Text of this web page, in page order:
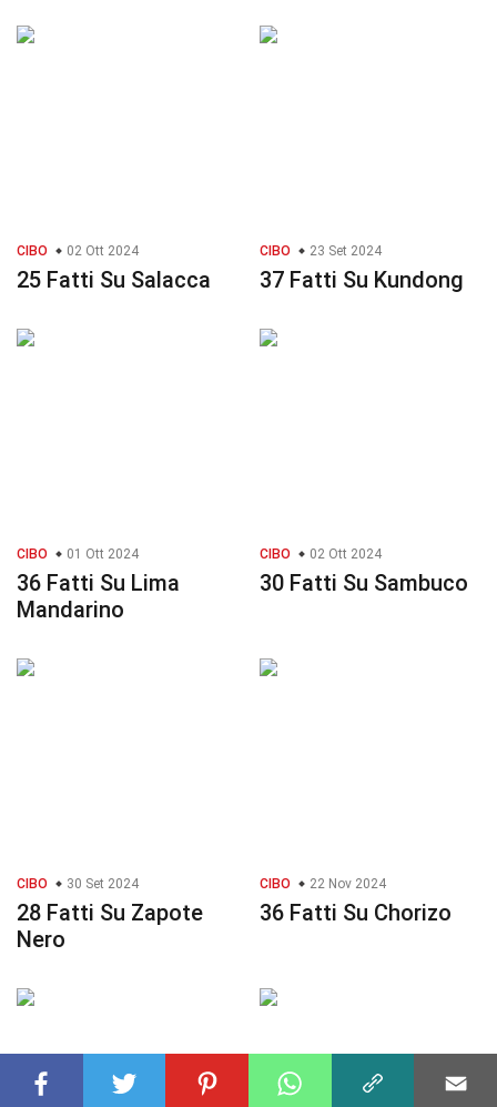
CIBO 02 Ott 2024
25 Fatti Su Salacca
CIBO 23 Set 2024
37 Fatti Su Kundong
CIBO 01 Ott 2024
36 Fatti Su Lima
Mandarino
CIBO 02 Ott 2024
30 Fatti Su Sambuco
CIBO 30 Set 2024
28 Fatti Su Zapote
Nero
CIBO 22 Nov 2024
36 Fatti Su Chorizo